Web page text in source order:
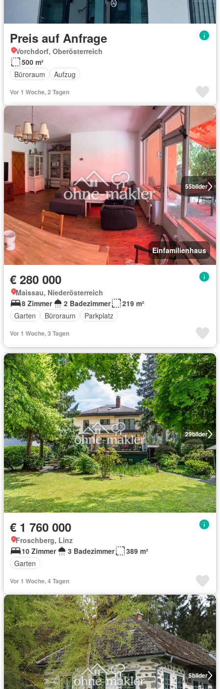
Preis auf Anfrage
Vorchdorf, Oberösterreich
500 m²
Büroraum
Aufzug
Vor 1 Woche, 2 Tagen
55bilder
Einfamilienhaus
€ 280 000
Maissau, Niederösterreich
8 Zimmer
2 Badezimmer
219 m²
Garten
Büroraum Parkplatz
Vor 1 Woche, 3 Tagen
29bilder
€ 1 760 000
Froschberg, Linz
10 Zimmer
3 Badezimmer
389 m²
Garten
Vor 1 Woche, 4 Tagen
5bilder